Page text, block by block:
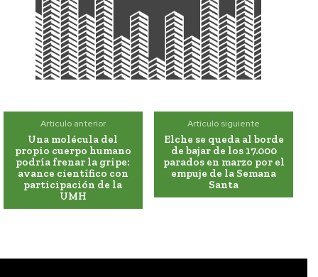
Artículo anterior
Una molécula del
propio cuerpo humano
podría frenar la gripe:
avance científico con
participación de la
UMH
Artículo siguiente
Elche se queda al borde
de bajar de los 17.000
parados en marzo por el
empuje de la Semana
Santa